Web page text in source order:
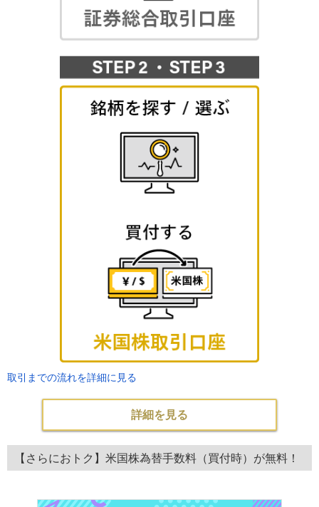
取引までの流れを詳細に見る
詳細を見る
【さらにおトク】米国株為替手数料（買付時）が無料！